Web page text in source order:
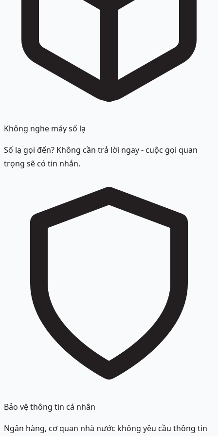
Không nghe máy số lạ
Số lạ gọi đến? Không cần trả lời ngay - cuộc gọi quan
trọng sẽ có tin nhắn.
Bảo vệ thông tin cá nhân
Ngân hàng, cơ quan nhà nước không yêu cầu thông tin